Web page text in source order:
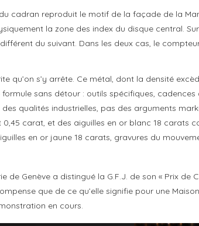
cadran reproduit le motif de la façade de la
la zone des index du disque central.
du suivant. Dans les deux cas, le
qu’on s’y arrête. Ce métal, dont la densité
sans détour : outils spécifiques,
qualités industrielles, pas des arguments
0,45 carat, et des aiguilles en or blanc 18 carats
en or jaune 18 carats, gravures du
de Genève a distingué la G.F.J. de son « Prix
que de ce qu’elle signifie pour une
en cours.